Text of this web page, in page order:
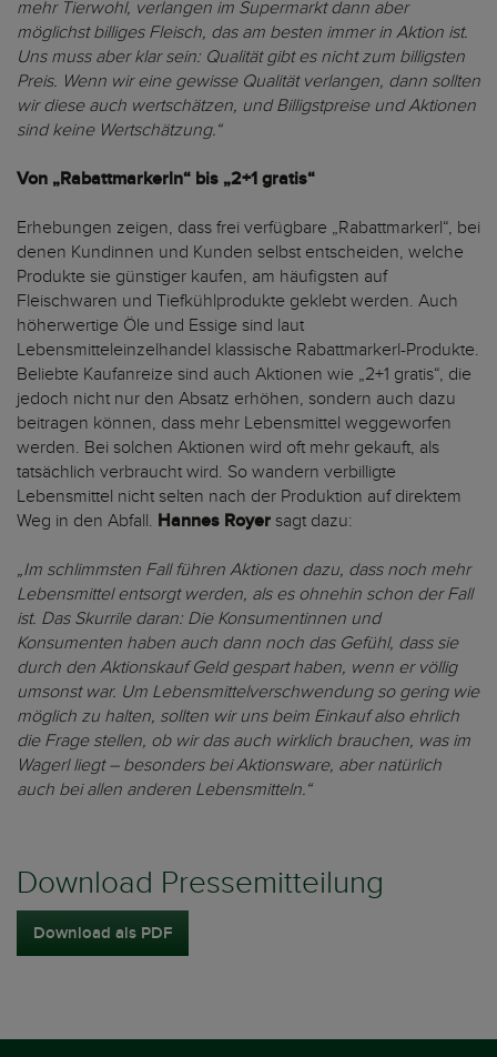
mehr Tierwohl, verlangen im Supermarkt dann aber
möglichst billiges Fleisch, das am besten immer in Aktion ist.
Uns muss aber klar sein: Qualität gibt es nicht zum billigsten
Preis. Wenn wir eine gewisse Qualität verlangen, dann sollten
wir diese auch wertschätzen, und Billigstpreise und Aktionen
sind keine Wertschätzung.“
Von „Rabattmarkerln“ bis „2+1 gratis“
Erhebungen zeigen, dass frei verfügbare „Rabattmarkerl“, bei
denen Kundinnen und Kunden selbst entscheiden, welche
Produkte sie günstiger kaufen, am häufigsten auf
Fleischwaren und Tiefkühlprodukte geklebt werden. Auch
höherwertige Öle und Essige sind laut
Lebensmitteleinzelhandel klassische Rabattmarkerl-Produkte.
Beliebte Kaufanreize sind auch Aktionen wie „2+1 gratis“, die
jedoch nicht nur den Absatz erhöhen, sondern auch dazu
beitragen können, dass mehr Lebensmittel weggeworfen
werden. Bei solchen Aktionen wird oft mehr gekauft, als
tatsächlich verbraucht wird. So wandern verbilligte
Lebensmittel nicht selten nach der Produktion auf direktem
Weg in den Abfall. Hannes Royer sagt dazu:
„Im schlimmsten Fall führen Aktionen dazu, dass noch mehr
Lebensmittel entsorgt werden, als es ohnehin schon der Fall
ist. Das Skurrile daran: Die Konsumentinnen und
Konsumenten haben auch dann noch das Gefühl, dass sie
durch den Aktionskauf Geld gespart haben, wenn er völlig
umsonst war. Um Lebensmittelverschwendung so gering wie
möglich zu halten, sollten wir uns beim Einkauf also ehrlich
die Frage stellen, ob wir das auch wirklich brauchen, was im
Wagerl liegt – besonders bei Aktionsware, aber natürlich
auch bei allen anderen Lebensmitteln.“
Download Pressemitteilung
Download als PDF